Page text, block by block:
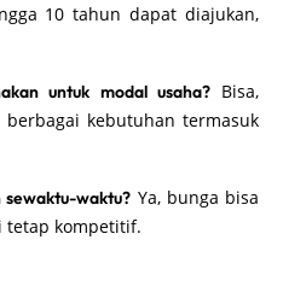
10 tahun dapat diajukan,
untuk modal usaha?Bisa,
kebutuhan termasuk
sewaktu-waktu? Ya, bunga bisa
tetap kompetitif.